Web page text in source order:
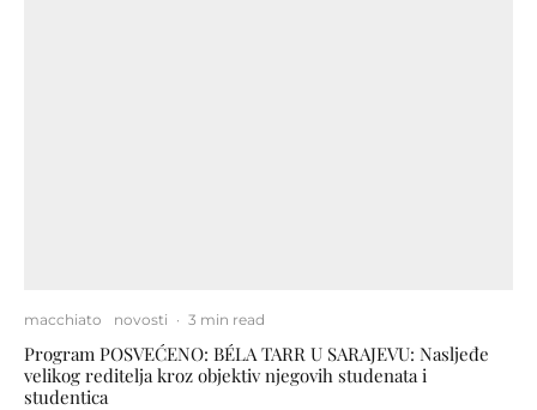
macchiato novosti · 3 min read
Program POSVEĆENO: BÉLA TARR U SARAJEVU: Nasljeđe
velikog reditelja kroz objektiv njegovih studenata i
studentica